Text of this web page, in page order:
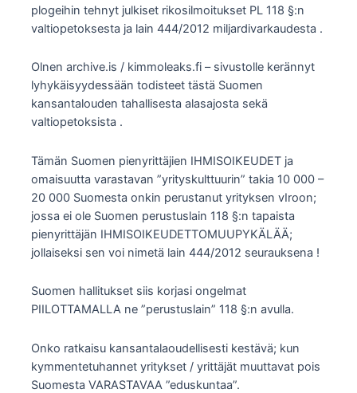
plogeihin tehnyt julkiset rikosilmoitukset PL 118 §:n
valtiopetoksesta ja lain 444/2012 miljardivarkaudesta .
Olnen archive.is / kimmoleaks.fi – sivustolle kerännyt
lyhykäisyydessään todisteet tästä Suomen
kansantalouden tahallisesta alasajosta sekä
valtiopetoksista .
Tämän Suomen pienyrittäjien IHMISOIKEUDET ja
omaisuutta varastavan ”yrityskulttuurin” takia 10 000 –
20 000 Suomesta onkin perustanut yrityksen vIroon;
jossa ei ole Suomen perustuslain 118 §:n tapaista
pienyrittäjän IHMISOIKEUDETTOMUUPYKÄLÄÄ;
jollaiseksi sen voi nimetä lain 444/2012 seurauksena !
Suomen hallitukset siis korjasi ongelmat
PIILOTTAMALLA ne ”perustuslain” 118 §:n avulla.
Onko ratkaisu kansantalaoudellisesti kestävä; kun
kymmentetuhannet yritykset / yrittäjät muuttavat pois
Suomesta VARASTAVAA ”eduskuntaa”.